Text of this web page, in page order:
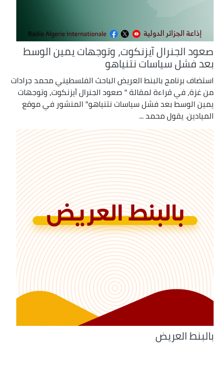
صعود الجنرال آيزنكوت، وتوجهات يمين الوسط
بعد فشل سياسات نتنياهو
استضاف برنامج بالبنط العريض الباحث الفلسطيني محمد جرادات
من غزة، في قراءة لمقالة " صعود الجنرال آيزنكوت، وتوجهات
يمين الوسط بعد فشل سياسات نتنياهو" المنشور في موقع
الميادين. يقول محمد ...
بالبنط العريض